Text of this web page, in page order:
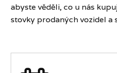
abyste věděli, co u nás
stovky prodaných vozidel a